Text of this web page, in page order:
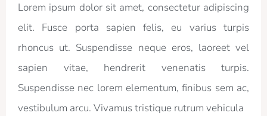
Lorem ipsum dolor sit amet, consectetur adipiscing
elit. Fusce porta sapien felis, eu varius turpis
rhoncus ut. Suspendisse neque eros, laoreet vel
sapien vitae, hendrerit venenatis turpis.
Suspendisse nec lorem elementum, finibus sem ac,
vestibulum arcu. Vivamus tristique rutrum vehicula